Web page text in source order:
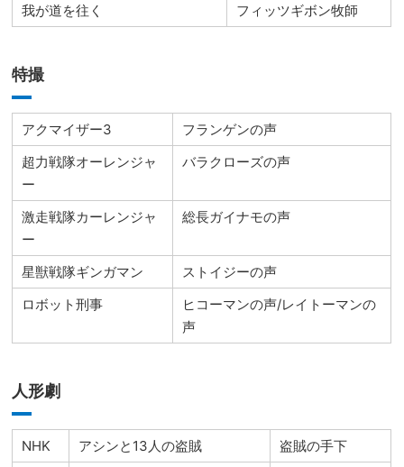
我が道を往く
フィッツギボン牧師
特撮
アクマイザー3
フランゲンの声
超力戦隊オーレンジャ
ー
バラクローズの声
激走戦隊カーレンジャ
ー
総長ガイナモの声
星獣戦隊ギンガマン
ストイジーの声
ロボット刑事
ヒコーマンの声/レイトーマンの
声
人形劇
NHK アシンと13人の盗賊
盗賊の手下